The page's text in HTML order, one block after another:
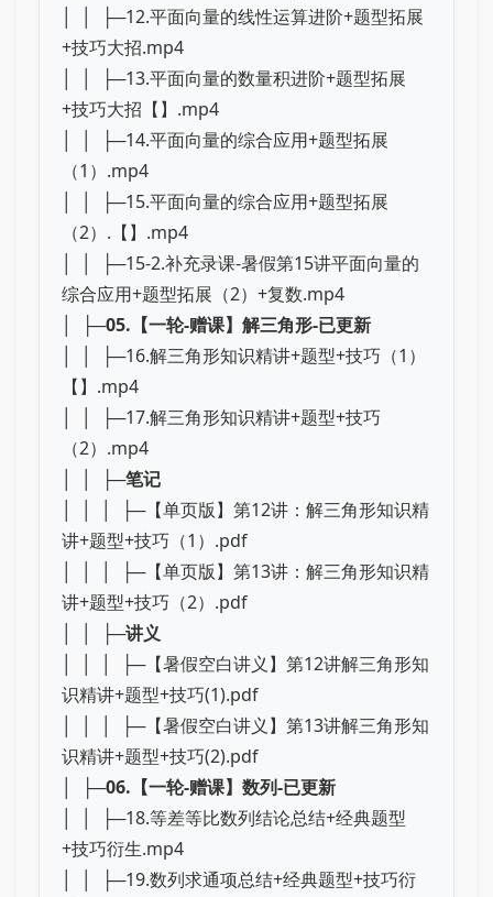
│ │ ├─12.平面向量的线性运算进阶+题型拓展
+技巧大招.mp4
│ │ ├─13.平面向量的数量积进阶+题型拓展
+技巧大招【】.mp4
│ │ ├─14.平面向量的综合应用+题型拓展
（1）.mp4
│ │ ├─15.平面向量的综合应用+题型拓展
（2）.【】.mp4
│ │ ├─15-2.补充录课-暑假第15讲平面向量的
综合应用+题型拓展（2）+复数.mp4
│ ├─05.【一轮-赠课】解三角形-已更新
│ │ ├─16.解三角形知识精讲+题型+技巧（1）
【】.mp4
│ │ ├─17.解三角形知识精讲+题型+技巧
（2）.mp4
│ │ ├─笔记
│ │ │ ├─【单页版】第12讲：解三角形知识精
讲+题型+技巧（1）.pdf
│ │ │ ├─【单页版】第13讲：解三角形知识精
讲+题型+技巧（2）.pdf
│ │ ├─讲义
│ │ │ ├─【暑假空白讲义】第12讲解三角形知
识精讲+题型+技巧(1).pdf
│ │ │ ├─【暑假空白讲义】第13讲解三角形知
识精讲+题型+技巧(2).pdf
│ ├─06.【一轮-赠课】数列-已更新
│ │ ├─18.等差等比数列结论总结+经典题型
+技巧衍生.mp4
│ │ ├─19.数列求通项总结+经典题型+技巧衍